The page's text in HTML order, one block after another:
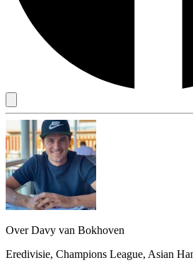
Over Davy van Bokhoven
Eredivisie, Champions League, Asian